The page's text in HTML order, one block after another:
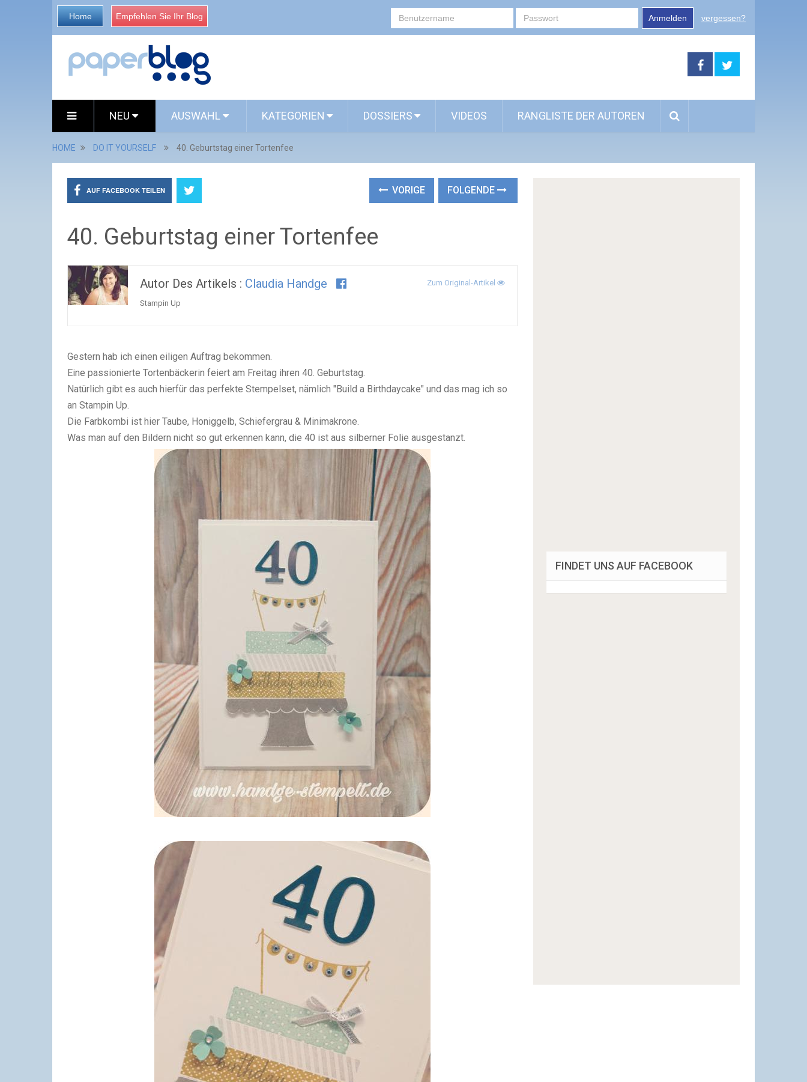
Home Empfehlen Sie Ihr Blog Anmelden vergessen?
NEU AUSWAHL KATEGORIEN DOSSIERS VIDEOS RANGLISTE DER AUTOREN
HOME DO IT YOURSELF 40. Geburtstag einer Tortenfee
AUF FACEBOOK TEILEN VORIGE FOLGENDE
40. Geburtstag einer Tortenfee
Autor Des Artikels : Claudia Handge Zum Original-Artikel
Stampin Up
Gestern hab ich einen eiligen Auftrag bekommen.
Eine passionierte Tortenbäckerin feiert am Freitag ihren 40. Geburtstag.
Natürlich gibt es auch hierfür das perfekte Stempelset, nämlich "Build a Birthdaycake" und das mag ich so
an Stampin Up.
Die Farbkombi ist hier Taube, Honiggelb, Schiefergrau & Minimakrone.
Was man auf den Bildern nicht so gut erkennen kann, die 40 ist aus silberner Folie ausgestanzt.
FINDET UNS AUF FACEBOOK